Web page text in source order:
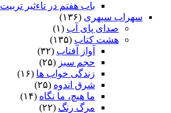
باب هفتم در تاءثیر تربیت
سهراب سپهری (۱۳۶)
صدای پای آب (۱)
هشت کتاب (۱۳۵)
آواز آفتاب (۳۲)
حجم سبز (۲۵)
زندگی خواب ها (۱۶)
شرق اندوه (۲۵)
ما هیچ، ما نگاه (۱۴)
مرگ رنگ (۲۲)